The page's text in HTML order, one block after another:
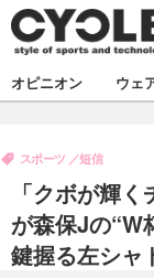
製品/用品
飲食
コラム
ボイス
デバイス
ビジネス
海外
スポーツ
短信
イベント
オピニオン ウェ
「クボが輝
が森保Jの“W
鍵握る左シ
スポーツ 短信